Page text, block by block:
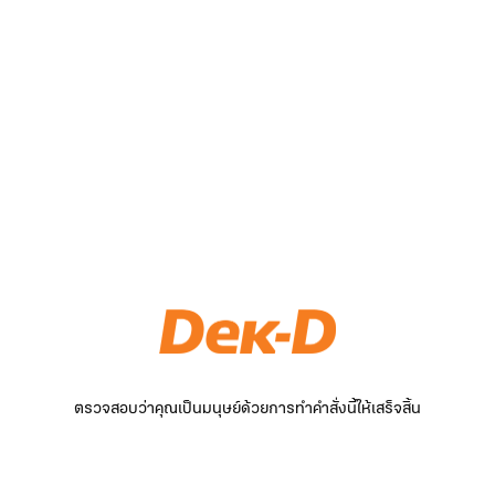
ตรวจสอบว่าคุณเป็นมนุษย์ด้วยการทำคำสั่งนี้ให้เสร็จสิ้น